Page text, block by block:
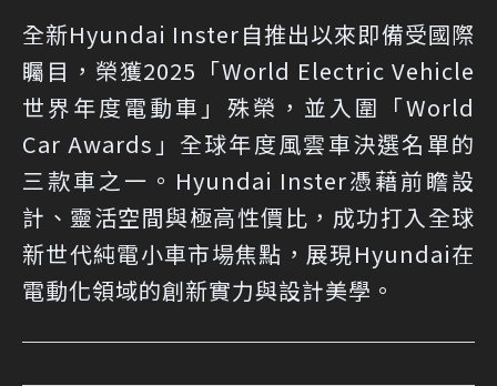
全新Hyundai Inster自推出以來即備受國際
矚目，榮獲2025「World Electric Vehicle
世界年度電動車」殊榮，並入圍「World
Car Awards」全球年度風雲車決選名單的
三款車之一。Hyundai Inster憑藉前瞻設
計、靈活空間與極高性價比，成功打入全球
新世代純電小車市場焦點，展現Hyundai在
電動化領域的創新實力與設計美學。